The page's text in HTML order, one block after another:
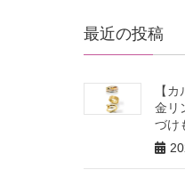
最近の投稿
【
金リ
づけ